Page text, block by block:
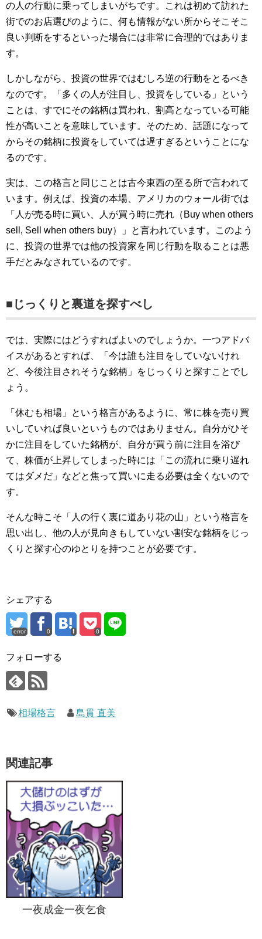
の人の行動に乗ってしまいがちです。これは初めて訪れた
街でのお店選びのように、何も情報がない所からそこそこ
良い判断をするといった場合には非常に合理的ではありま
す。
しかしながら、投資の世界ではむしろ逆の行動をとるべき
なのです。「多くの人が注目し、投資をしている」という
ことは、すでにその銘柄は買われ、割高となっている可能
性が高いことを意味しています。そのため、話題になって
からその銘柄に投資をしていては遅すぎるということにな
るのです。
実は、この格言と同じことは古今東西の至る所で言われて
います。例えば、投資の本場、アメリカのウォール街では
「人が売る時に買い、人が買う時に売れ（Buy when others
sell, Sell when others buy）」と言われています。このよう
に、投資の世界では他の投資家を同じ行動を取ることは悪
手だとみなされているのです。
■じっくりと裏道を探すべし
では、実際にはどうすればよいのでしょうか。一つアドバ
イスがあるとすれば、「今は誰も注目をしていないけれ
ど、今後注目されそうな銘柄」をじっくりと探すことでし
ょう。
「休むも相場」という格言があるように、常に株を売り買
いしていれば良いというものではありません。自分がひそ
かに注目をしていた銘柄が、自分が買う前に注目を浴び
て、株価が上昇してしまった時には「この流れに乗り遅れ
てはダメだ」などと焦って買いに走る必要は全くないので
す。
そんな時こそ「人の行く裏に道あり花の山」という格言を
思い出し、他の人が見向きもしていない割安な銘柄をじっ
くりと探す心のゆとりを持つことが必要です。
シェアする
error 0 0
フォローする
相場格言 島貫 直美
関連記事
一夜成金一夜乞食